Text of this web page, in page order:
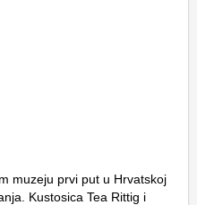
muzeju prvi put u Hrvatskoj
Kustosica Tea Rittig i